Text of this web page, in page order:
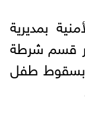
بمديرية
قسم شرطة
بسقوط طفل